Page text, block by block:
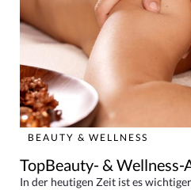
BEAUTY & WELLNESS
TopBeauty- & Wellness-
In der heutigen Zeit ist es